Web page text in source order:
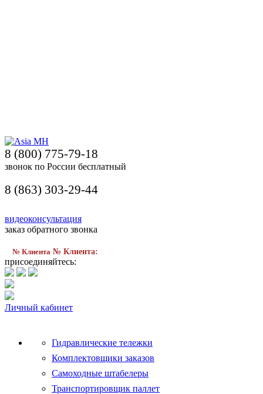
8 (800) 775-79-18
звонок по России бесплатный
8 (863) 303-29-44
видеоконсультация
заказ обратного звонка
№ Клиента № Клиента:
присоединяйтесь:
Личный кабинет
Гидравлические тележки
Комплектовщики заказов
Самоходные штабелеры
Транспортировщик паллет